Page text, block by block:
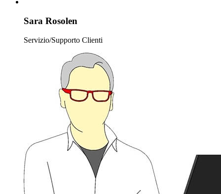
Sara Rosolen
Servizio/Supporto Clienti